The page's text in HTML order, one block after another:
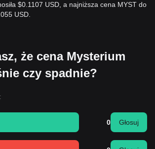
$0.1107 USD, a najniższa cena MYST do
USD.
że cena Mysterium
czy spadnie?
0 Głosuj